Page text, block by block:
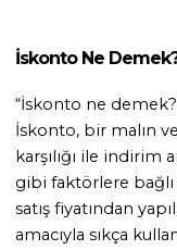
İskonto Ne
“İskonto ne
İskonto, bir malın
karşılığı ile indirim
gibi faktörlere
satış fiyatından
amacıyla sıkça